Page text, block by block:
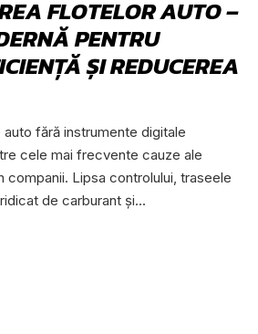
FLOTELOR AUTO –
PENTRU
ȘI REDUCEREA
fără instrumente digitale
cele mai frecvente cauze ale
companii. Lipsa controlului, traseele
de carburant și...